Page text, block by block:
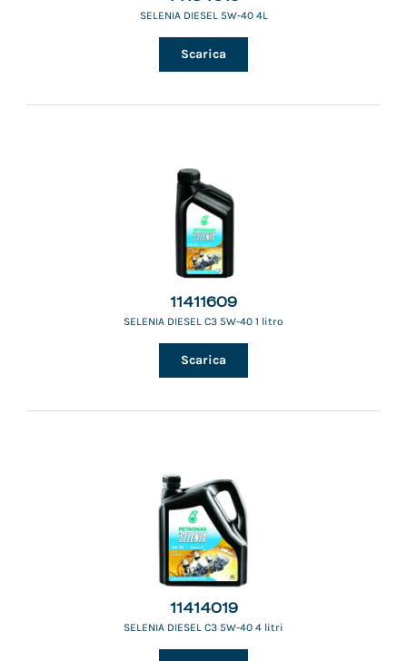
SELENIA DIESEL 5W-40 4L
Scarica
11411609
SELENIA DIESEL C3 5W-40 1 litro
Scarica
11414019
SELENIA DIESEL C3 5W-40 4 litri